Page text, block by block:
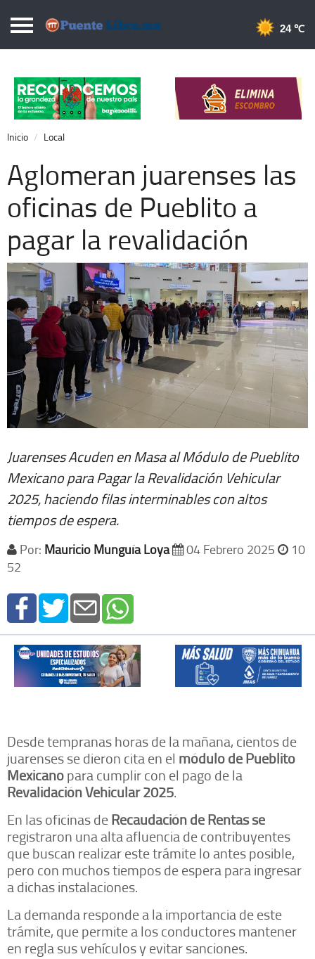
Puentelibre.mx
Local
Nacional
Opinión
Cronos
Economía
Deportes
Extra +
24 ℃
Inicio Local
Aglomeran juarenses las
oficinas de Pueblito a
pagar la revalidación
Juarenses Acuden en Masa al Módulo de Pueblito
Mexicano para Pagar la Revalidación Vehicular
2025, haciendo filas interminables con altos
tiempos de espera.
Por: Mauricio Munguía Loya 04 Febrero 2025
10
52
Desde tempranas horas de la mañana, cientos de
juarenses se dieron cita en el módulo de Pueblito
Mexicanopara cumplir con el pago de la
Revalidación Vehicular 2025.
En las oficinas deRecaudación de Rentas se
registraron una alta afluencia de contribuyentes
que buscan realizar este trámite lo antes posible,
pero con muchos tiempos de espera para ingresar
a dichas instalaciones.
La demanda responde a la importancia de este
trámite, que permite a los conductores mantener
en regla sus vehículos y evitar sanciones.